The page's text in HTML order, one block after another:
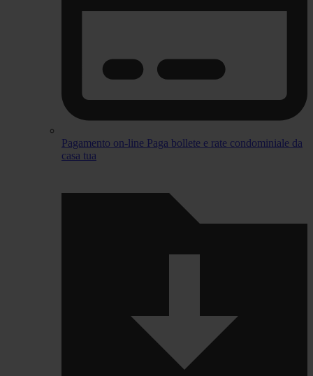
Pagamento on-line Paga bollete e rate condominiale da
casa tua